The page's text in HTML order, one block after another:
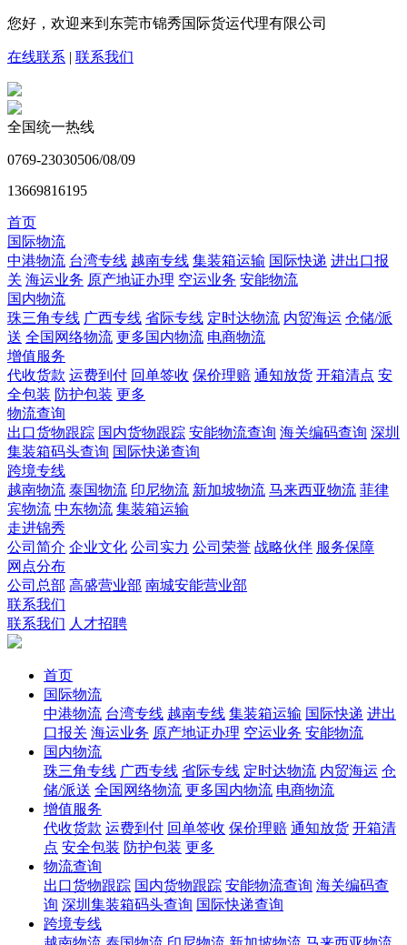
您好，欢迎来到东莞市锦秀国际货运代理有限公司
在线联系 | 联系我们
全国统一热线
0769-23030506/08/09
13669816195
首页
国际物流
中港物流 台湾专线 越南专线 集装箱运输 国际快递 进出口报
关 海运业务 原产地证办理 空运业务 安能物流
国内物流
珠三角专线 广西专线 省际专线 定时达物流 内贸海运 仓储/派
送 全国网络物流 更多国内物流 电商物流
增值服务
代收货款 运费到付 回单签收 保价理赔 通知放货 开箱清点 安
全包装 防护包装 更多
物流查询
出口货物跟踪 国内货物跟踪 安能物流查询 海关编码查询 深圳
集装箱码头查询 国际快递查询
跨境专线
越南物流 泰国物流 印尼物流 新加坡物流 马来西亚物流 菲律
宾物流 中东物流 集装箱运输
走进锦秀
公司简介 企业文化 公司实力 公司荣誉 战略伙伴 服务保障
网点分布
公司总部 高盛营业部 南城安能营业部
联系我们
联系我们 人才招聘
首页
国际物流
中港物流 台湾专线 越南专线 集装箱运输 国际快递 进出
口报关 海运业务 原产地证办理 空运业务 安能物流
国内物流
珠三角专线 广西专线 省际专线 定时达物流 内贸海运 仓
储/派送 全国网络物流 更多国内物流 电商物流
增值服务
代收货款 运费到付 回单签收 保价理赔 通知放货 开箱清
点 安全包装 防护包装 更多
物流查询
出口货物跟踪 国内货物跟踪 安能物流查询 海关编码查
询 深圳集装箱码头查询 国际快递查询
跨境专线